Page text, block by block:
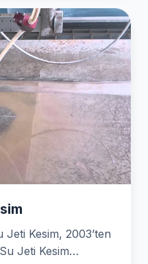
Kesim, 2003’ten
Jeti Kesim